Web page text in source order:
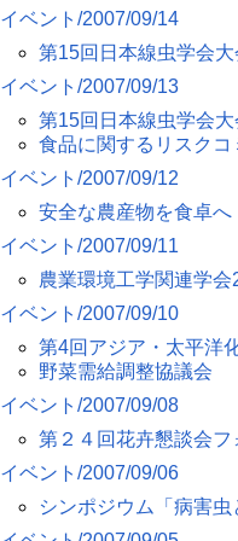
イベント/2007/09/14
第15回日本線虫学会大
イベント/2007/09/13
第15回日本線虫学会大
食品に関するリスク
イベント/2007/09/12
安全な農産物を食卓へ
イベント/2007/09/11
農業環境工学関連学
イベント/2007/09/10
第4回アジア・太平洋
野菜需給調整協議会
イベント/2007/09/08
第２４回花卉懇談会
イベント/2007/09/06
シンポジウム「病害虫